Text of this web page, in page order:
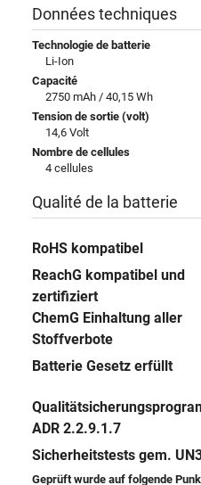
Données techniques
Technologie de batterie
Li-Ion
Capacité
2750 mAh / 40,15 Wh
Tension de sortie (volt)
14,6 Volt
Nombre de cellules
4 cellules
Qualité de la batterie
RoHS kompatibel
ReachG kompatibel und
zertifiziert
ChemG Einhaltung aller
Stoffverbote
Batterie Gesetz erfüllt
ADR 2.2.9.1.7
Sicherheitstests gem.
Geprüft wurde auf folgende